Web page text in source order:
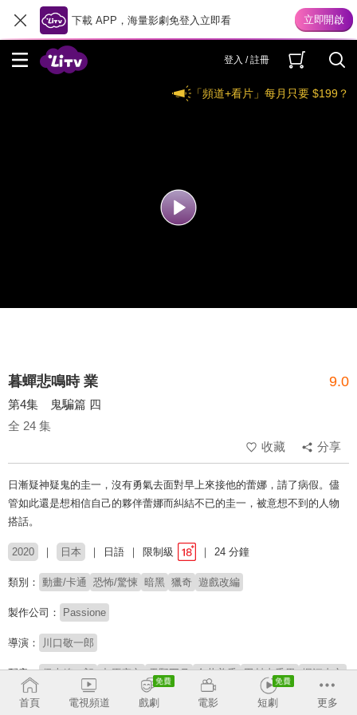
下載 APP，海量影劇免登入立即看
登入 / 註冊
「頻道+看片」每月只要 $199？
暮蟬悲鳴時 業 9.0
第4集 鬼騙篇 四
全 24 集
收藏
分享
日漸疑神疑鬼的圭一，沒有勇氣去面對早上來接他的蕾娜，請了病假。儘
管如此還是想相信自己的夥伴蕾娜而糾結不已的圭一，被意想不到的人物
搭話。
2020 日本 日語 限制級 24 分鐘
類別： 動畫/卡通 恐怖/驚悚 暗黑 獵奇 遊戲改編
製作公司： Passione
導演： 川口敬一郎
配音： 保志總一朗 中原麻衣 雪野五月 金井美香 田村由香里 堀江由衣
原著： 龍騎士07 / 07th Expansion
首頁 電視頻道 戲劇 電影 短劇 更多